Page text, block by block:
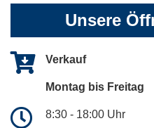
Unsere
Verkauf
Montag bis Freitag
8:30 - 18:00 Uhr